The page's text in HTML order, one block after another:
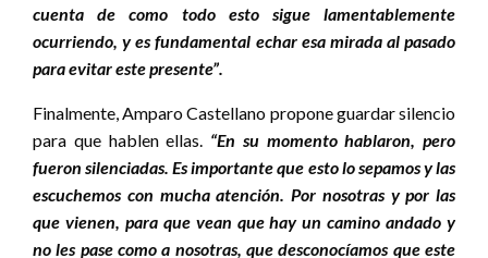
cuenta de como todo esto sigue lamentablemente
ocurriendo, y es fundamental echar esa mirada al pasado
para evitar este presente”.
Finalmente, Amparo Castellano propone guardar silencio
para que hablen ellas. “En su momento hablaron, pero
fueron silenciadas. Es importante que esto lo sepamos y las
escuchemos con mucha atención. Por nosotras y por las
que vienen, para que vean que hay un camino andado y
no les pase como a nosotras, que desconocíamos que este